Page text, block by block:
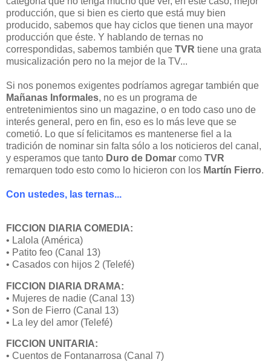
producción, que si bien es cierto que está muy bien
producido, sabemos que hay ciclos que tienen una mayor
producción que éste. Y hablando de ternas no
correspondidas, sabemos también que TVR tiene una grata
musicalización pero no la mejor de la TV...
Si nos ponemos exigentes podríamos agregar también que
Mañanas Informales, no es un programa de
entretenimientos sino un magazine, o en todo caso uno de
interés general, pero en fin, eso es lo más leve que se
cometió. Lo que sí felicitamos es mantenerse fiel a la
tradición de nominar sin falta sólo a los noticieros del canal,
y esperamos que tanto Duro de Domar como TVR
remarquen todo esto como lo hicieron con los Martín Fierro.
Con ustedes, las ternas...
FICCION DIARIA COMEDIA:
• Lalola (América)
• Patito feo (Canal 13)
• Casados con hijos 2 (Telefé)
FICCION DIARIA DRAMA:
• Mujeres de nadie (Canal 13)
• Son de Fierro (Canal 13)
• La ley del amor (Telefé)
FICCION UNITARIA:
• Cuentos de Fontanarrosa (Canal 7)